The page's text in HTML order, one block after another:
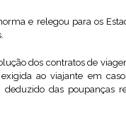
e relegou para os
dos contratos de
ao viajante em
deduzido das poupanças